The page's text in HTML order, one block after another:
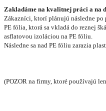
Zakladáme na kvalitnej práci a na
Zákazníci, ktorí plánujú následne
PE fólia, ktorá sa vkladá do reznej
asflatovou izoláciou na PE fóliu.
Následne sa nad PE fóliu zarazia
(POZOR na firmy, ktoré používajú